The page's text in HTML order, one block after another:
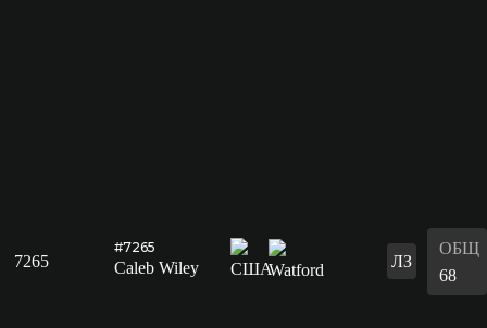
7265
#7265
Caleb Wiley ЛЗ
ОБЩ
68